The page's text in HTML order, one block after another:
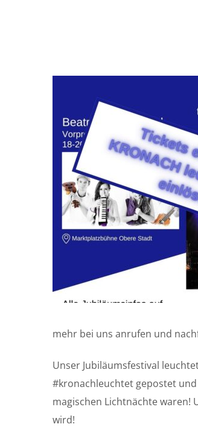
mehr bei uns anrufen und
Unser Jubiläumsfestival
#kronachleuchtet gepostet
magischen Lichtnächte waren!
wird!